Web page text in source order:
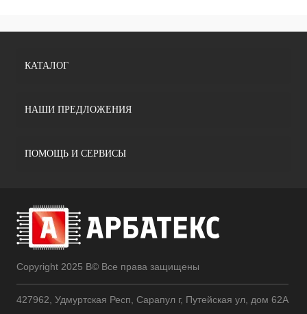
КАТАЛОГ
НАШИ ПРЕДЛОЖЕНИЯ
ПОМОЩЬ И СЕРВИСЫ
Copyright 2025 В© Все права защищены
427962, Удмуртская Респ, Сарапул г, Путейская ул, дом 62А